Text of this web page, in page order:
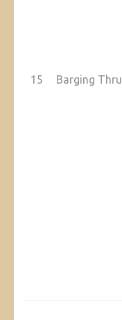
15 Barging Thru